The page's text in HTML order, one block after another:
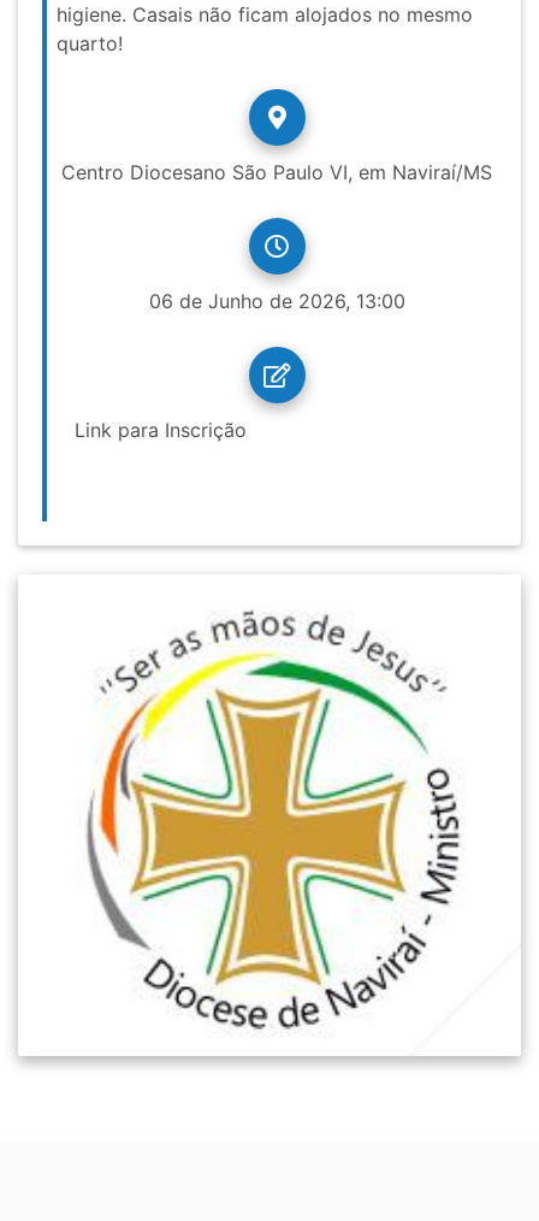
higiene. Casais não ficam alojados no mesmo
quarto!
Centro Diocesano São Paulo VI, em Naviraí/MS
06 de Junho de 2026, 13:00
Link para Inscrição